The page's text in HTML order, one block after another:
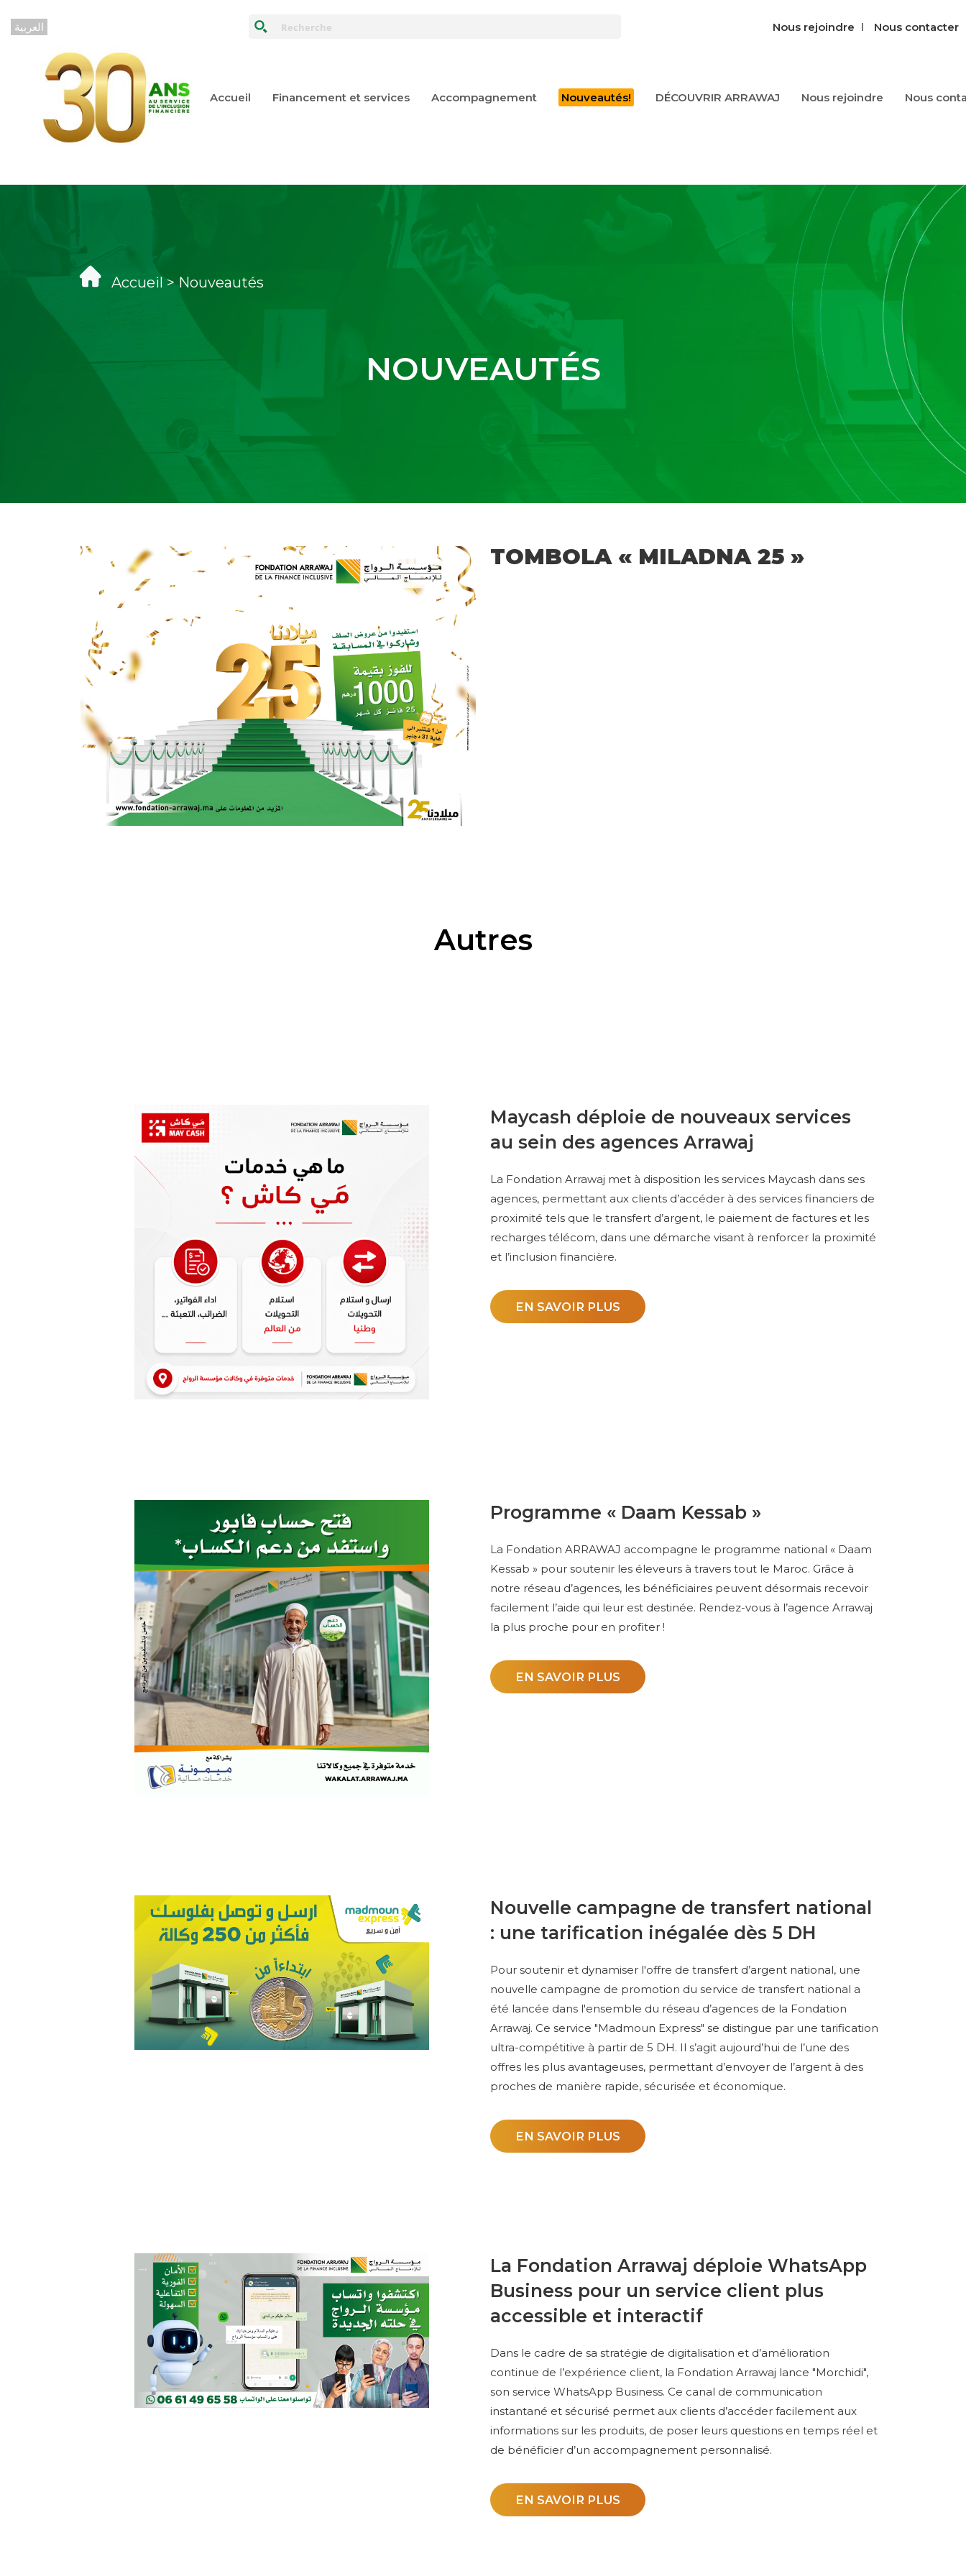
Nous rejoindre Nous contacter‎‎
Accueil Financement et services Accompagnement Nouveautés! DÉCOUVRIR ARRAWAJ Nous‎ rejoindre‎ Nous‎
Accueil > Nouveautés
NOUVEAUTÉS
TOMBOLA « MILADNA 25 »
Autres
Maycash déploie de nouveaux services
au sein des agences Arrawaj
La Fondation Arrawaj met à disposition les services Maycash dans ses
agences, permettant aux clients d’accéder à des services financiers de
proximité tels que le transfert d’argent, le paiement de factures et les
recharges télécom, dans une démarche visant à renforcer la proximité
et l’inclusion financière.
EN SAVOIR PLUS
Programme « Daam Kessab »
La Fondation ARRAWAJ accompagne le programme national « Daam
Kessab » pour soutenir les éleveurs à travers tout le Maroc. Grâce à
notre réseau d’agences, les bénéficiaires peuvent désormais recevoir
facilement l’aide qui leur est destinée. Rendez-vous à l’agence Arrawaj
la plus proche pour en profiter !
EN SAVOIR PLUS
Nouvelle campagne de transfert national
: une tarification inégalée dès 5 DH
Pour soutenir et dynamiser l'offre de transfert d’argent national, une
nouvelle campagne de promotion du service de transfert national a
été lancée dans l'ensemble du réseau d’agences de la Fondation
Arrawaj. Ce service "Madmoun Express" se distingue par une tarification
ultra-compétitive à partir de 5 DH. Il s’agit aujourd’hui de l’une des
offres les plus avantageuses, permettant d’envoyer de l’argent à des
proches de manière rapide, sécurisée et économique.
EN SAVOIR PLUS
La Fondation Arrawaj déploie WhatsApp
Business pour un service client plus
accessible et interactif
Dans le cadre de sa stratégie de digitalisation et d’amélioration
continue de l’expérience client, la Fondation Arrawaj lance "Morchidi",
son service WhatsApp Business. Ce canal de communication
instantané et sécurisé permet aux clients d’accéder facilement aux
informations sur les produits, de poser leurs questions en temps réel et
de bénéficier d’un accompagnement personnalisé.
EN SAVOIR PLUS